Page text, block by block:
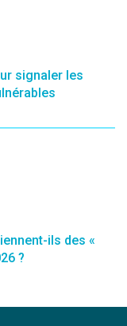
signaler les
ils des «
?